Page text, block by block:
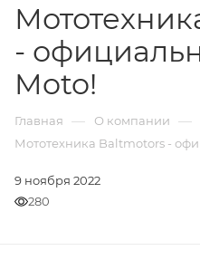
-
Moto!
Главная — О компании —
Мототехника Baltmotors -
9 ноября 2022
280